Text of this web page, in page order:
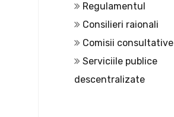
Regulamentul
Consilieri raionali
Comisii consultative
Serviciile publice
descentralizate